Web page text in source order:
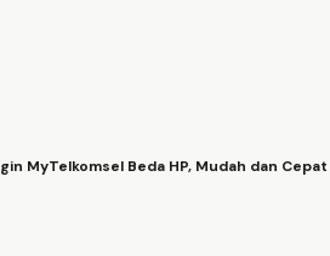
MyTelkomsel Beda HP, Mudah dan Cepat